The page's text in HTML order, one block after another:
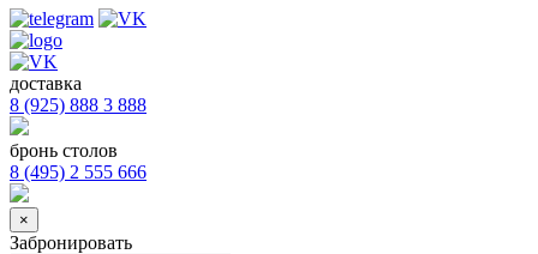
доставка
8 (925) 888 3 888
бронь столов
8 (495) 2 555 666
×
Забронировать